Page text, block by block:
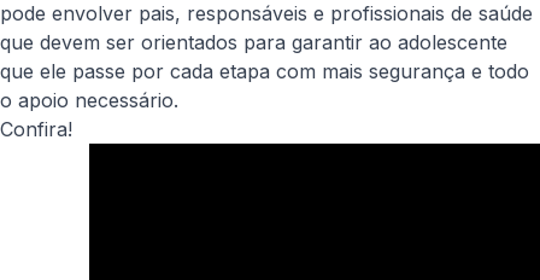
pode envolver pais, responsáveis e profissionais de saúde
que devem ser orientados para garantir ao adolescente
que ele passe por cada etapa com mais segurança e todo
o apoio necessário.
Confira!